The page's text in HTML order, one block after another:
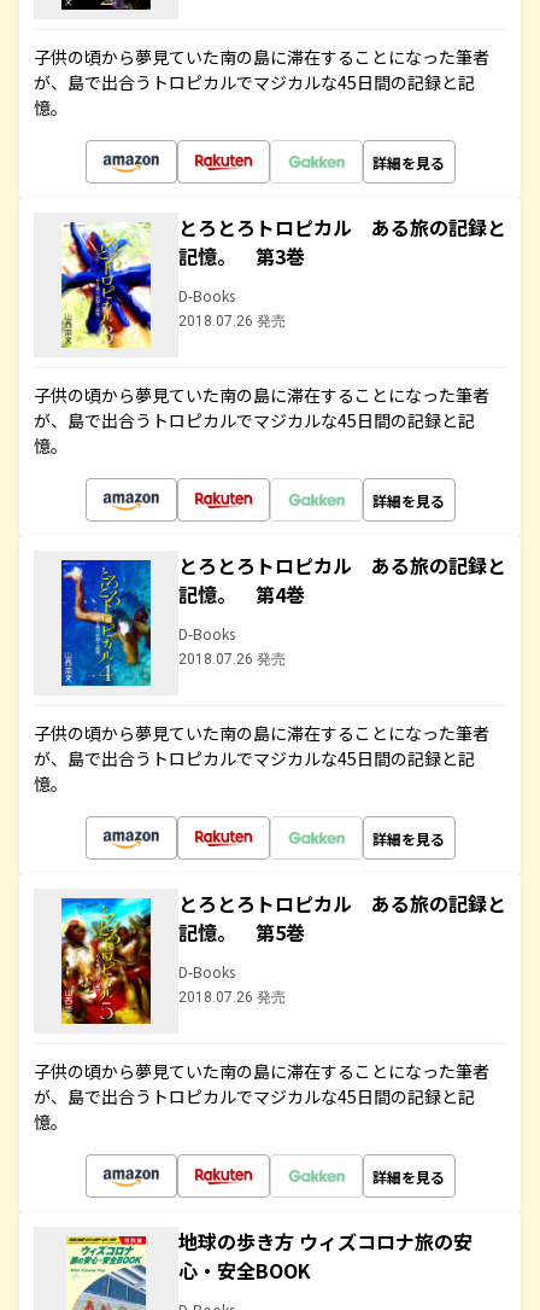
子供の頃から夢見ていた南の島に滞在することになった筆者
が、島で出合うトロピカルでマジカルな45日間の記録と記
憶。
詳細を見る
とろとろトロピカル ある旅の記録と
記憶。 第3巻
D-Books
2018.07.26 発売
子供の頃から夢見ていた南の島に滞在することになった筆者
が、島で出合うトロピカルでマジカルな45日間の記録と記
憶。
詳細を見る
とろとろトロピカル ある旅の記録と
記憶。 第4巻
D-Books
2018.07.26 発売
子供の頃から夢見ていた南の島に滞在することになった筆者
が、島で出合うトロピカルでマジカルな45日間の記録と記
憶。
詳細を見る
とろとろトロピカル ある旅の記録と
記憶。 第5巻
D-Books
2018.07.26 発売
子供の頃から夢見ていた南の島に滞在することになった筆者
が、島で出合うトロピカルでマジカルな45日間の記録と記
憶。
詳細を見る
地球の歩き方 ウィズコロナ旅の安
心・安全BOOK